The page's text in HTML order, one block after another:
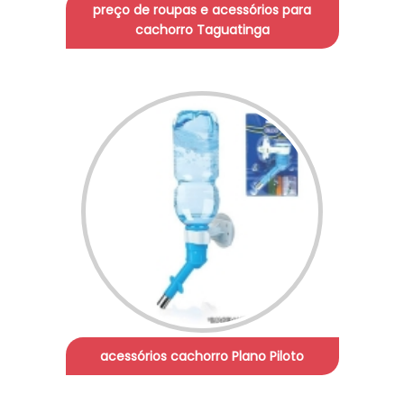
preço de roupas e acessórios para
cachorro Taguatinga
acessórios cachorro Plano Piloto